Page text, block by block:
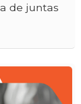
de juntas